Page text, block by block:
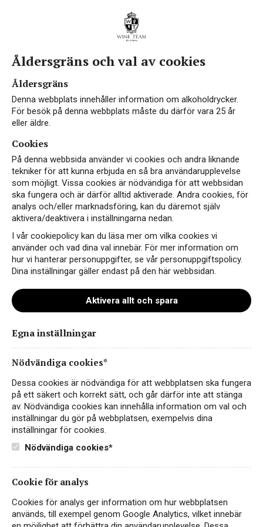
plex-reserva_hemsida
Instagram
Facebook
Åldersgräns och val av cookies
Åldersgräns
Denna webbplats innehåller information om alkoholdrycker.
För besök på denna webbplats måste du därför vara 25 år
eller äldre.
Cookies
På denna webbsida använder vi cookies och andra liknande
tekniker för att kunna erbjuda en så bra användarupplevelse
som möjligt. Vissa cookies är nödvändiga för att webbsidan
ska fungera och är därför alltid aktiverade. Andra cookies, för
analys och/eller marknadsföring, kan du däremot själv
aktivera/deaktivera i inställningarna nedan.
I vår cookiepolicy kan du läsa mer om vilka cookies vi
använder och vad dina val innebär. För mer information om
hur vi hanterar personuppgifter, se vår personuppgiftspolicy.
Dina inställningar gäller endast på den här webbsidan.
Aktivera allt och spara
Egna inställningar
Nödvändiga cookies*
Dessa cookies är nödvändiga för att webbplatsen ska fungera
på ett säkert och korrekt sätt, och går därför inte att stänga
av. Nödvändiga cookies kan innehålla information om val och
inställningar du gör på webbplatsen, exempelvis dina
inställningar för cookies.
Nödvändiga cookies*
Cookie för analys
Cookies för analys ger information om hur webbplatsen
används, till exempel genom Google Analytics, vilket innebär